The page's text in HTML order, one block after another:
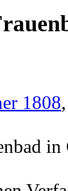
1808